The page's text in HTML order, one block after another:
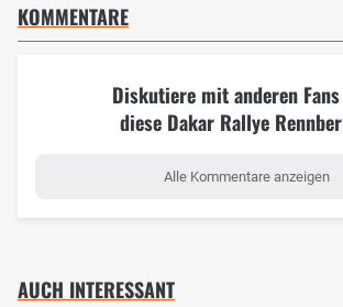
KOMMENTARE
Diskutiere mit anderen
diese Dakar Rallye
Alle Kommentare anzeigen
AUCH INTERESSANT